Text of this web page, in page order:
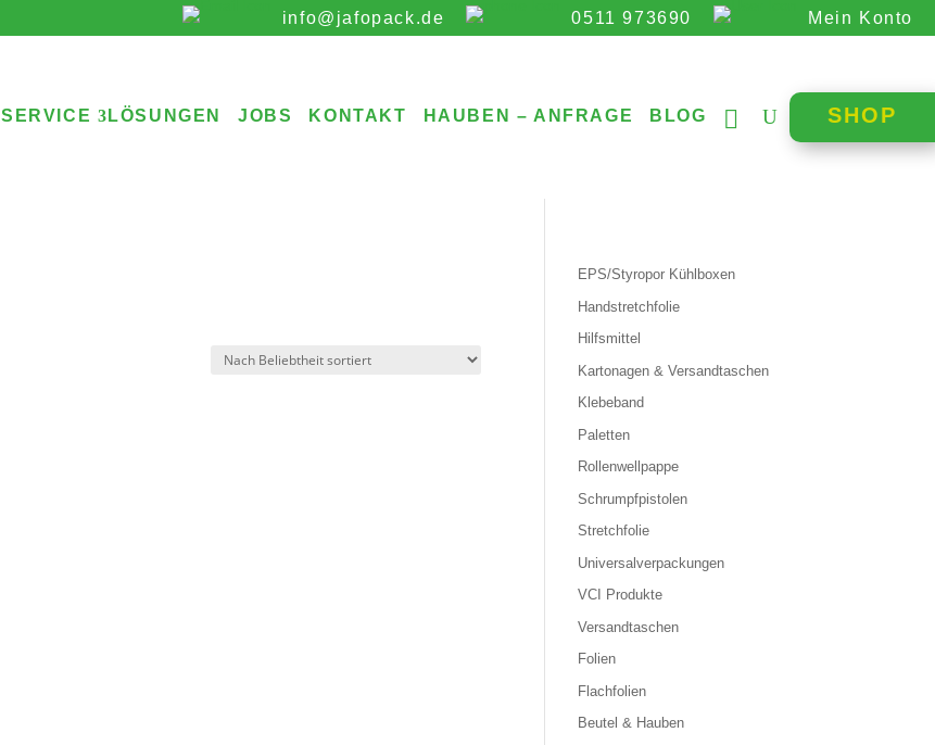
Mein Konto
0511 973690
info@jafopack.de
SERVICE LÖSUNGEN JOBS KONTAKT HAUBEN – ANFRAGE BLOG SHOP
EPS/Styropor Kühlboxen
Handstretchfolie
Hilfsmittel
Kartonagen & Versandtaschen
Klebeband
Paletten
Rollenwellpappe
Schrumpfpistolen
Stretchfolie
Universalverpackungen
VCI Produkte
Versandtaschen
Folien
Flachfolien
Beutel & Hauben